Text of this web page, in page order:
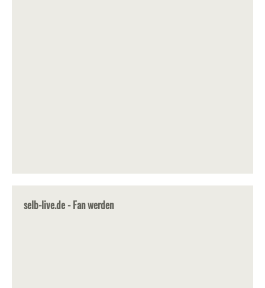
selb-live.de - Fan werden